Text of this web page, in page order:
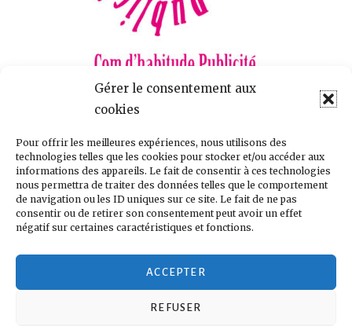
Gérer le consentement aux
cookies
Pour offrir les meilleures expériences, nous utilisons des
technologies telles que les cookies pour stocker et/ou accéder aux
informations des appareils. Le fait de consentir à ces technologies
nous permettra de traiter des données telles que le comportement
de navigation ou les ID uniques sur ce site. Le fait de ne pas
consentir ou de retirer son consentement peut avoir un effet
négatif sur certaines caractéristiques et fonctions.
ACCEPTER
REFUSER
La régie spécialisée dans l’éducation
Clotilde Poitevin
Directrice Publicité et partenariats
Tel :05 55 24 14 03
Email :Clotilde.poitevin@comdhabitude.fr